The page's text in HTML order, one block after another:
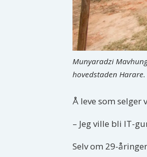
Munyaradzi
hovedstaden Harare.
Å leve som
– Jeg ville bli IT-
Selv om 29-